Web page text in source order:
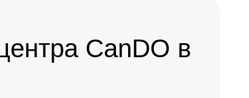
CanDO в